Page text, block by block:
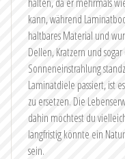
kann, während
haltbares Material und
Dellen, Kratzern und
Sonneneinstrahlung
Laminatdiele passiert, ist
zu ersetzen. Die
dahin möchtest du
langfristig könnte ein
sein.